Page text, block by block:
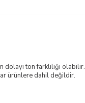
ton farklılığı olabilir.
ürünlere dahil değildir.